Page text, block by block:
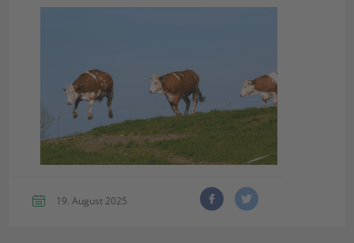
19. August 2025